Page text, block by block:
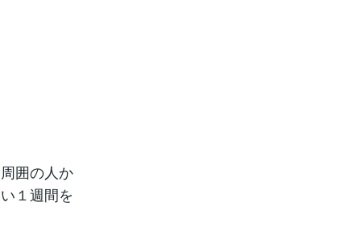
囲の人か
１週間を